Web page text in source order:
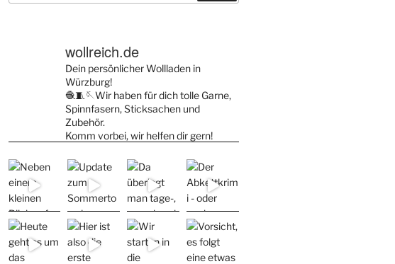
wollreich.de
Dein persönlicher Wollladen in
Würzburg!
🧶🧵🪡Wir haben für dich tolle Garne,
Spinnfasern, Sticksachen und
Zubehör.
Komm vorbei, wir helfen dir gern!